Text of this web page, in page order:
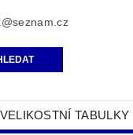
VELIKOSTNÍ TABULKY